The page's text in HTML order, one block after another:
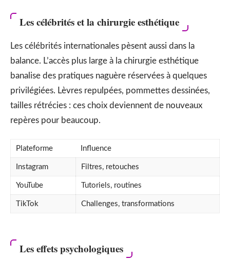
Les célébrités et la chirurgie esthétique
Les célébrités internationales pèsent aussi dans la
balance. L’accès plus large à la chirurgie esthétique
banalise des pratiques naguère réservées à quelques
privilégiées. Lèvres repulpées, pommettes dessinées,
tailles rétrécies : ces choix deviennent de nouveaux
repères pour beaucoup.
Plateforme Influence
Instagram Filtres, retouches
YouTube Tutoriels, routines
TikTok Challenges, transformations
Les effets psychologiques